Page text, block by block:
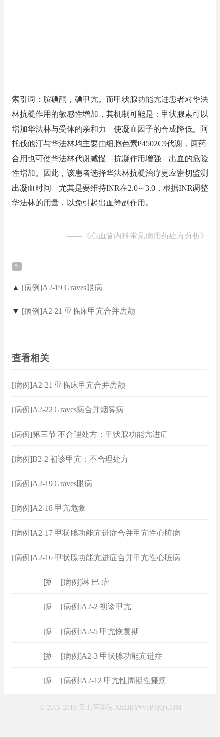
索引词：胺碘酮，碘甲亢。而甲状腺功能亢进患者对华法
林抗凝作用的敏感性增加，其机制可能是：甲状腺素可以
增加华法林与受体的亲和力，使凝血因子的合成降低。阿
托伐他汀与华法林均主要由细胞色素P4502C9代谢，两药
合用也可使华法林代谢减慢，抗凝作用增强，出血的危险
性增加。因此，该患者选择华法林抗凝治疗更应密切监测
出凝血时间，尤其是要维持INR在2.0～3.0，根据INR调整
华法林的用量，以免引起出血等副作用。
……
—— 《心血管内科常见病用药处方分析》
▲ [病例]A2-19 Graves眼病
▼ [病例]A2-21 亚临床甲亢合并房颤
查看相关
[病例]A2-21 亚临床甲亢合并房颤
[病例]A2-22 Graves病合并烟雾病
[病例]第三节 不合理处方：甲状腺功能亢进症
[病例]B2-2 初诊甲亢：不合理处方
[病例]A2-19 Graves眼病
[病例]A2-18 甲亢危象
[病例]A2-17 甲状腺功能亢进症合并甲亢性心脏病
[病例]A2-16 甲状腺功能亢进症合并甲亢性心脏病
病例 [病例]淋 巴 瘤
病例 [病例]A2-2 初诊甲亢
病例 [病例]A2-5 甲亢恢复期
病例 [病例]A2-3 甲状腺功能亢进症
病例 [病例]A2-12 甲亢性周期性瘫痪
© 2015-2019 天山医学院 XiaBBY#VIP.QQ.COM